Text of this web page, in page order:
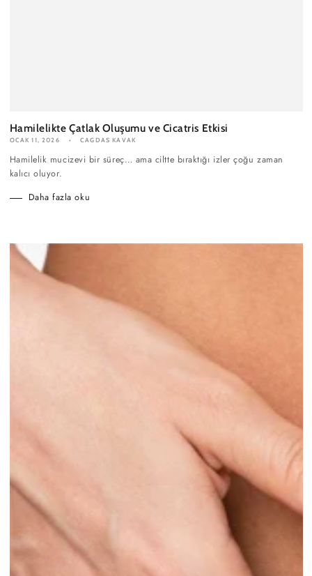
Hamilelikte Çatlak Oluşumu ve Cicatris Etkisi
OCAK 11, 2026 CAGDAS KAVAK
Hamilelik mucizevi bir süreç… ama ciltte bıraktığı izler çoğu zaman
kalıcı oluyor.
Daha fazla oku